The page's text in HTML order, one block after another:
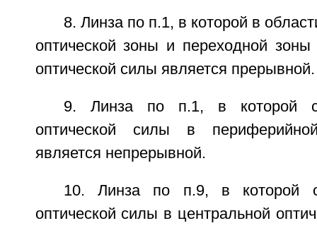
8. Линза по п.1, в которой в
оптической зоны и переходной зоны
оптической силы является прерывной.
9. Линза по п.1, в которой
оптической силы в
является непрерывной.
10. Линза по п.9, в которой
оптической силы в центральной